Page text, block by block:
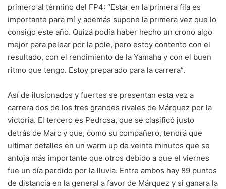
primero al término del FP4: “Estar en la primera fila es
importante para mí y además supone la primera vez que lo
consigo este año. Quizá podía haber hecho un crono algo
mejor para pelear por la pole, pero estoy contento con el
resultado, con el rendimiento de la Yamaha y con el buen
ritmo que tengo. Estoy preparado para la carrera”.
Así de ilusionados y fuertes se presentan esta vez a
carrera dos de los tres grandes rivales de Márquez por la
victoria. El tercero es Pedrosa, que se clasificó justo
detrás de Marc y que, como su compañero, tendrá que
ultimar detalles en un warm up de veinte minutos que se
antoja más importante que otros debido a que el viernes
fue un día perdido por la lluvia. Entre ambos hay 89 puntos
de distancia en la general a favor de Márquez y si ganara la